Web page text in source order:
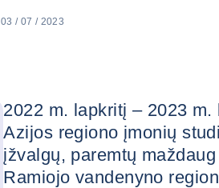
03 / 07 / 2023
2022 m. lapkritį – 2023 m.
Azijos regiono įmonių
įžvalgų, paremtų
Ramiojo vandenyno